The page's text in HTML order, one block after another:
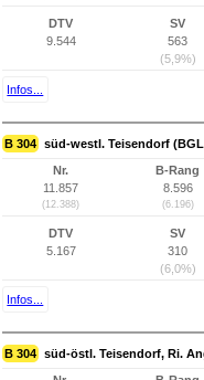
DTV
9.544
SV
563
(5,9%)
Infos...
B 304 süd-westl. Teisendorf
Nr.
11.857
(12.388)
B-Rang
8.596
(6.196)
DTV
5.167
SV
310
(6,0%)
Infos...
B 304 süd-östl. Teisendorf, Ri.